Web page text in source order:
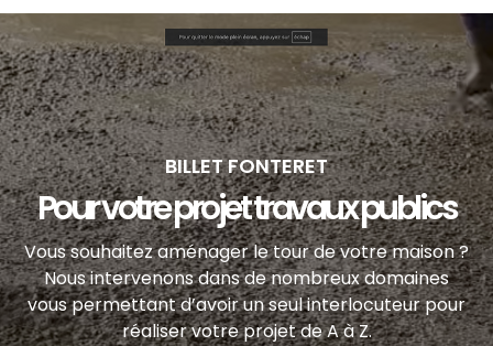
BILLET FONTERET
Pour votre projet travaux publics
Vous souhaitez aménager le tour de votre maison ?
Nous intervenons dans de nombreux domaines
vous permettant d’avoir un seul interlocuteur pour
réaliser votre projet de A à Z.